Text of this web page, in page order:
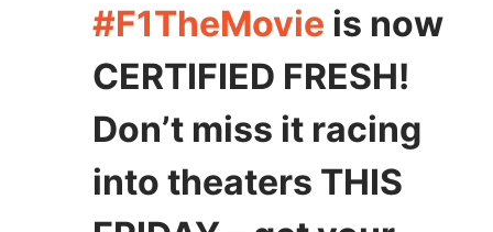
#F1TheMovie is now
CERTIFIED FRESH!
Don’t miss it racing
into theaters THIS